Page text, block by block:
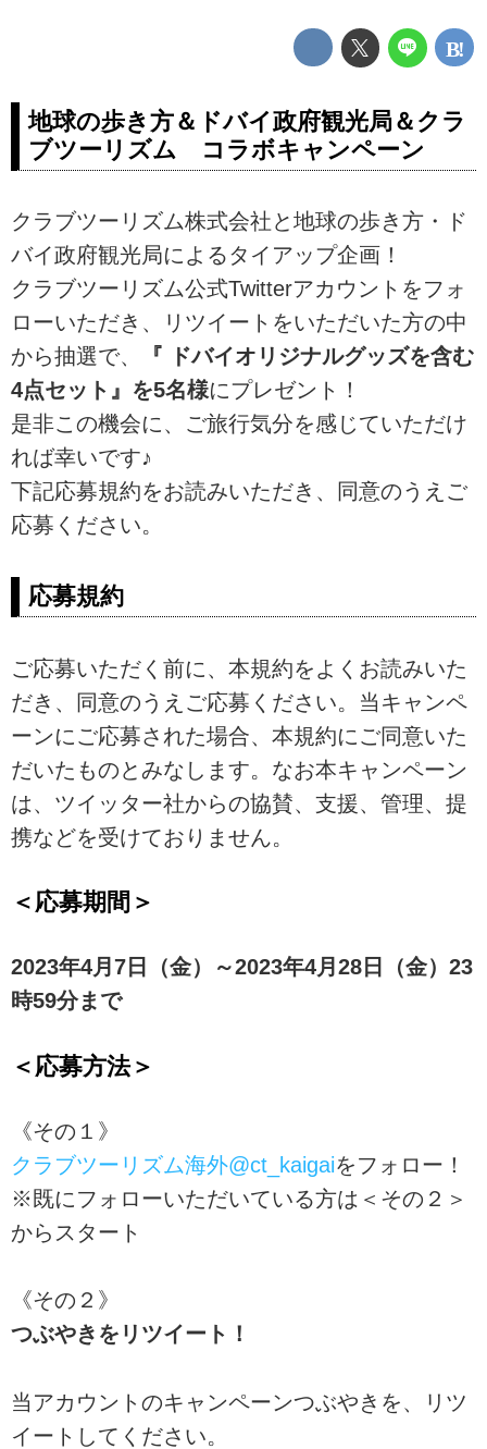
地球の歩き方＆ドバイ政府観光局＆クラ
ブツーリズム コラボキャンペーン
クラブツーリズム株式会社と地球の歩き方・ド
バイ政府観光局によるタイアップ企画！
クラブツーリズム公式Twitterアカウントをフォ
ローいただき、リツイートをいただいた方の中
から抽選で、
『 ドバイオリジナルグッズを含む
4点セット』を5名様にプレゼント！
是非この機会に、ご旅行気分を感じていただけ
れば幸いです♪
下記応募規約をお読みいただき、同意のうえご
応募ください。
応募規約
ご応募いただく前に、本規約をよくお読みいた
だき、同意のうえご応募ください。当キャンペ
ーンにご応募された場合、本規約にご同意いた
だいたものとみなします。なお本キャンペーン
は、ツイッター社からの協賛、支援、管理、提
携などを受けておりません。
＜応募期間＞
2023年4月7日（金）～2023年4月28日（金）23
時59分まで
＜応募方法＞
《その１》
クラブツーリズム海外@ct_kaigaiをフォロー！
※既にフォローいただいている方は＜その２＞
からスタート
《その２》
つぶやきをリツイート！
当アカウントのキャンペーンつぶやきを、リツ
イートしてください。